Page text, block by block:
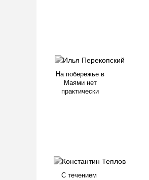
На побережье в
Маями нет
практически
С течением